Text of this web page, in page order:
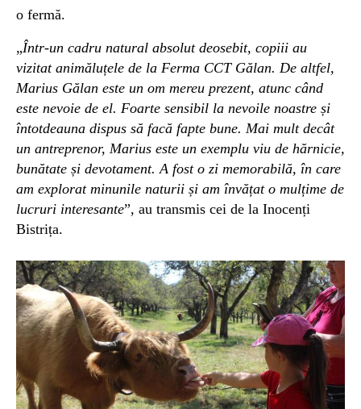
o fermă.
„Într-un cadru natural absolut deosebit, copiii au
vizitat animăluțele de la Ferma CCT Gălan. De altfel,
Marius Gălan este un om mereu prezent, atunc când
este nevoie de el. Foarte sensibil la nevoile noastre și
întotdeauna dispus să facă fapte bune. Mai mult decât
un antreprenor, Marius este un exemplu viu de hărnicie,
bunătate și devotament. A fost o zi memorabilă, în care
am explorat minunile naturii și am învățat o mulțime de
lucruri interesante”, au transmis cei de la Inocenți
Bistrița.